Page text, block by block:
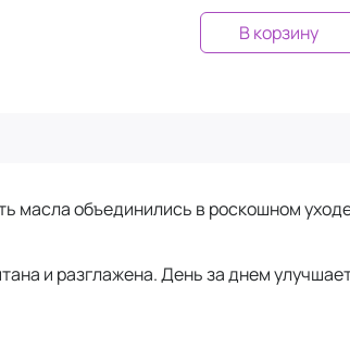
В корзину
масла объединились в роскошном
и разглажена. День за днем